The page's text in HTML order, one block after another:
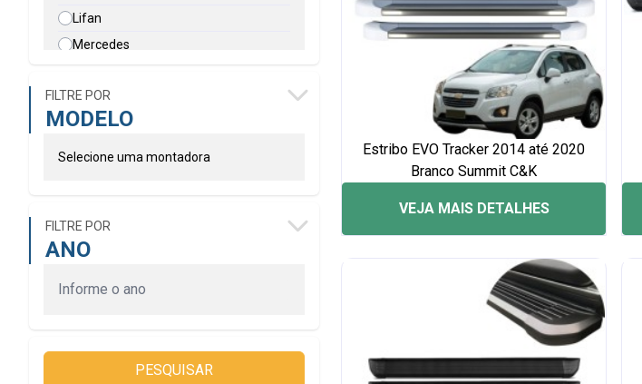
Lifan
Mercedes
Nissan
Peugeot
Renault
Toyota
Volkswagen
FILTRE POR
MODELO
Selecione uma montadora
FILTRE POR
ANO
PESQUISAR
Estribo EVO Tracker 2014 até 2020
Branco Summit C&K
VEJA MAIS DETALHES